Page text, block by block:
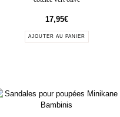
17,95€
AJOUTER AU PANIER